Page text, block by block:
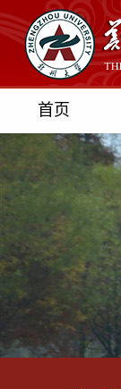
首页